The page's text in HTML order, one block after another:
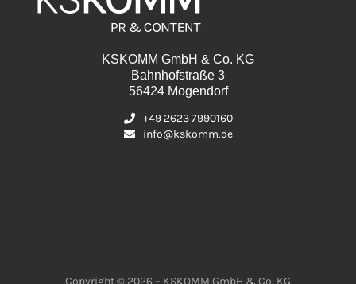
KSKOMM GmbH & Co. KG
Bahnhofstraße 3
56424 Mogendorf
+49 2623 7990160
info@kskomm.de
Copyright © 2026 – KSKOMM GmbH & Co. KG